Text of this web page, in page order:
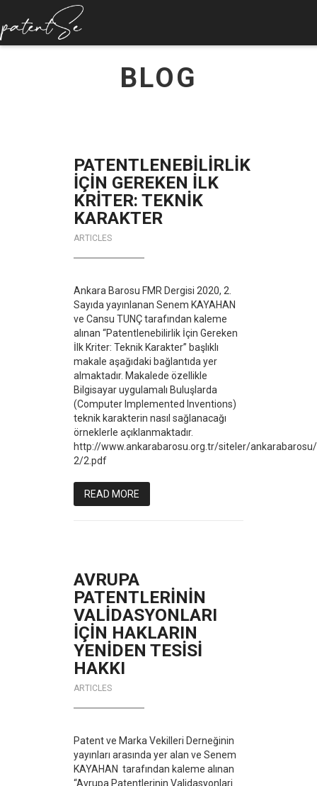
BLOG
PATENTLENEBİLİRLİK
İÇİN GEREKEN İLK
KRİTER: TEKNİK
KARAKTER
ARTICLES
Ankara Barosu FMR Dergisi 2020, 2.
Sayıda yayınlanan Senem KAYAHAN
ve Cansu TUNÇ tarafından kaleme
alınan “Patentlenebilirlik İçin Gereken
İlk Kriter: Teknik Karakter” başlıklı
makale aşağıdaki bağlantıda yer
almaktadır. Makalede özellikle
Bilgisayar uygulamalı Buluşlarda
(Computer Implemented Inventions)
teknik karakterin nasıl sağlanacağı
örneklerle açıklanmaktadır.
http://www.ankarabarosu.org.tr/siteler/
2/2.pdf
READ MORE
AVRUPA
PATENTLERİNİN
VALİDASYONLARI
İÇİN HAKLARIN
YENİDEN TESİSİ
HAKKI
ARTICLES
Patent ve Marka Vekilleri Derneğinin
yayınları arasında yer alan ve Senem
KAYAHAN tarafından kaleme alınan
“Avrupa Patentlerinin Validasyonlari